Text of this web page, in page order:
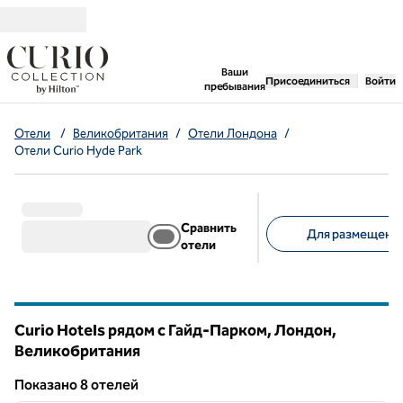
Ваши
пребывания
,открывается новая
Присоединиться Войти
Отели / Великобритания / Отели Лондона /
Отели Curio Hyde Park
Сравнить
отели
Для
Curio Hotels рядом с Гайд-Парком, Лондон,
Великобритания
Показанo 8 отелей